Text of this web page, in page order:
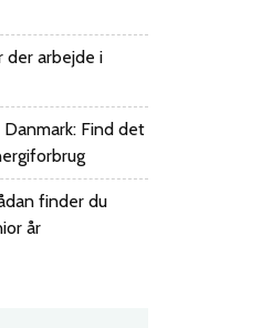
der arbejde i
Danmark: Find det
finder du
år